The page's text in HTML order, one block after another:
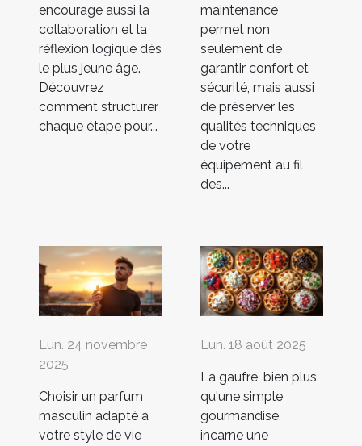
encourage aussi la
collaboration et la
réflexion logique dès
le plus jeune âge.
Découvrez
comment structurer
chaque étape pour...
maintenance
permet non
seulement de
garantir confort et
sécurité, mais aussi
de préserver les
qualités techniques
de votre
équipement au fil
des...
Lun. 24 novembre
2025
Choisir un parfum
masculin adapté à
votre style de vie
Lun. 18 août 2025
La gaufre, bien plus
qu'une simple
gourmandise,
incarne une